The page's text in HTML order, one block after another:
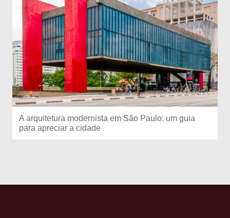
A arquitetura modernista em São Paulo: um guia
para apreciar a cidade